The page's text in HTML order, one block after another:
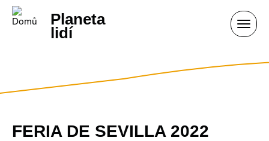
Přejít k hlavnímu obsahu
Planeta
lidí
FERIA DE SEVILLA 2022